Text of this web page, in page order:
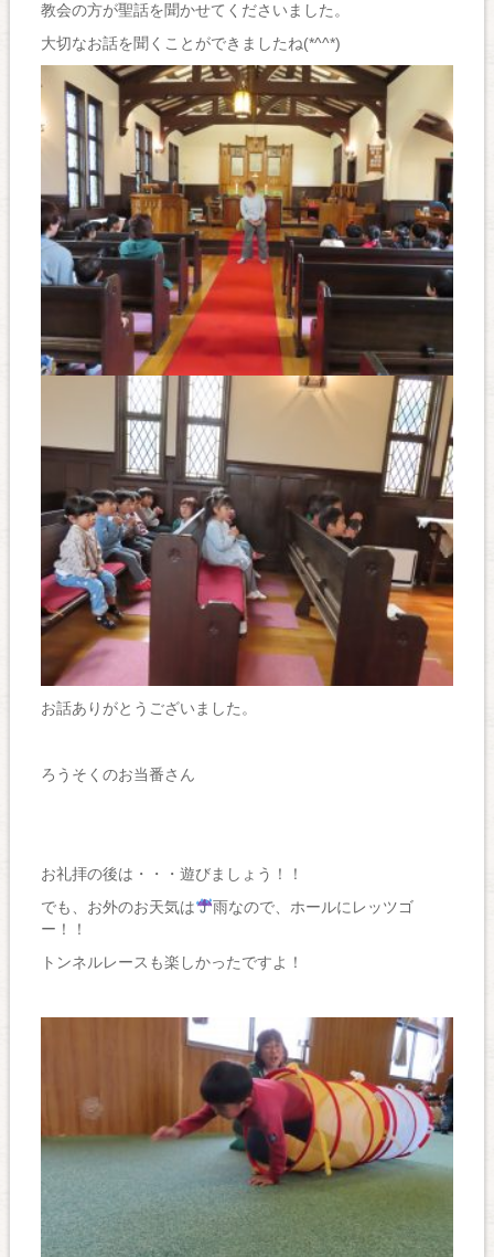
教会の方が聖話を聞かせてくださいました。
大切なお話を聞くことができましたね(*^^*)
お話ありがとうございました。
ろうそくのお当番さん
お礼拝の後は・・・遊びましょう！！
でも、お外のお天気は
雨なので、ホールにレッツゴ
ー！！
トンネルレースも楽しかったですよ！